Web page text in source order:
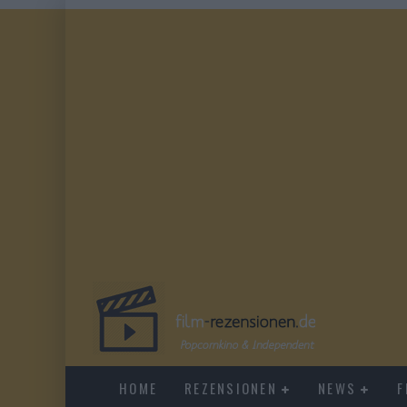
HOME REZENSIONEN NEWS